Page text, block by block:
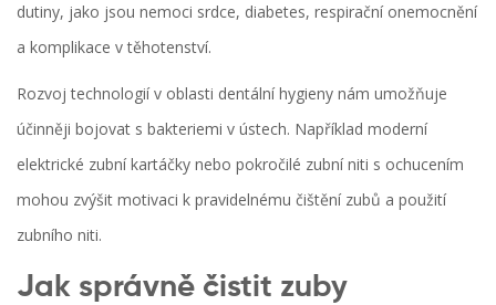
dutiny, jako jsou nemoci srdce, diabetes, respirační onemocnění
a komplikace v těhotenství.
Rozvoj technologií v oblasti dentální hygieny nám umožňuje
účinněji bojovat s bakteriemi v ústech. Například moderní
elektrické zubní kartáčky nebo pokročilé zubní niti s ochucením
mohou zvýšit motivaci k pravidelnému čištění zubů a použití
zubního niti.
Jak správně čistit zuby